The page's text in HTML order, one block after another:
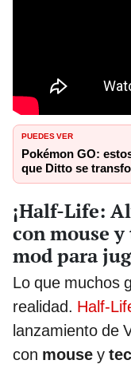
PUEDES VER
Pokémon GO:
que Ditto se
¡Half-Life:
con mouse
mod para
Lo que muchos
realidad. Half-
lanzamiento de
con mouse y